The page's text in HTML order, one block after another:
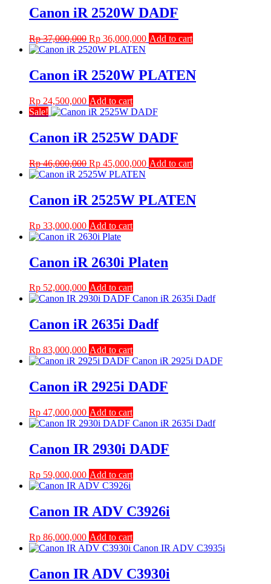
Rp 25,000,000.Rp 22,500,000.
Canon iR 2520W DADF
Rp37,000,000 Original
price
Rp 37,000,000.
Rp 36,000,000Current
Rp 36,000,000.
Add to cart
Canon iR 2520W PLATEN
Rp 24,500,000 Add to cart
Sale!
Canon iR 2525W DADF
Rp46,000,000 Original
price
Rp 46,000,000.
Rp 45,000,000Current
Rp 45,000,000.
Add to cart
Canon iR 2525W PLATEN
Rp 33,000,000 Add to cart
Canon iR 2630i Platen
Rp 52,000,000 Add to cart
Canon iR 2635i Dadf
Rp 83,000,000 Add to cart
Canon iR 2925i DADF
Rp 47,000,000 Add to cart
Canon IR 2930i DADF
Rp 59,000,000 Add to cart
Canon IR ADV C3926i
Rp 86,000,000 Add to cart
Canon IR ADV C3930i